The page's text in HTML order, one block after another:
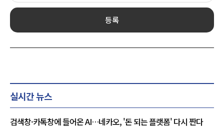
등록
실시간 뉴스
검색창·카톡창에 들어온 AI…네카오, '돈 되는 플랫폼' 다시 짠다